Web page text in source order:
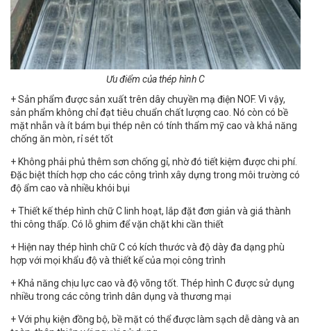
Ưu điểm của thép hình C
+ Sản phẩm được sản xuất trên dây chuyền mạ điện NOF. Vì vậy,
sản phẩm không chỉ đạt tiêu chuẩn chất lượng cao. Nó còn có bề
mặt nhẵn và ít bám bụi thép nên có tính thẩm mỹ cao và khả năng
chống ăn mòn, rỉ sét tốt
+ Không phải phủ thêm sơn chống gỉ, nhờ đó tiết kiệm được chi phí.
Đặc biệt thích hợp cho các công trình xây dựng trong môi trường có
độ ẩm cao và nhiều khói bụi
+ Thiết kế thép hình chữ C linh hoạt, lắp đặt đơn giản và giá thành
thi công thấp. Có lỗ ghim để vặn chặt khi cần thiết
+ Hiện nay thép hình chữ C có kích thước và độ dày đa dạng phù
hợp với mọi khẩu độ và thiết kế của mọi công trình
+ Khả năng chịu lực cao và độ võng tốt. Thép hình C được sử dụng
nhiều trong các công trình dân dụng và thương mại
+ Với phụ kiện đồng bộ, bề mặt có thể được làm sạch dễ dàng và an